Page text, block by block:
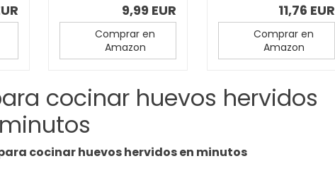
9,99 EUR
Comprar en
Amazon
11,76 EUR
Comprar en
Amazon
cocinar huevos hervidos
cocinar huevos hervidos en minutos